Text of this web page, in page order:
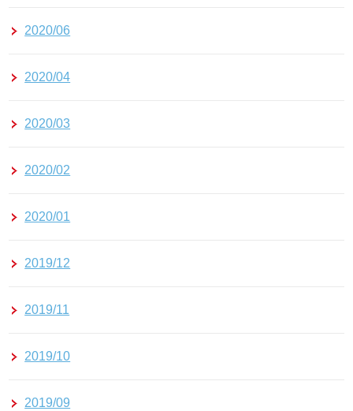
2020/06
2020/04
2020/03
2020/02
2020/01
2019/12
2019/11
2019/10
2019/09